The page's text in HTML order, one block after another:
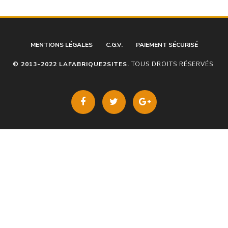
MENTIONS LÉGALES C.G.V. PAIEMENT SÉCURISÉ
© 2013-2022 LAFABRIQUE2SITES. TOUS DROITS RÉSERVÉS.